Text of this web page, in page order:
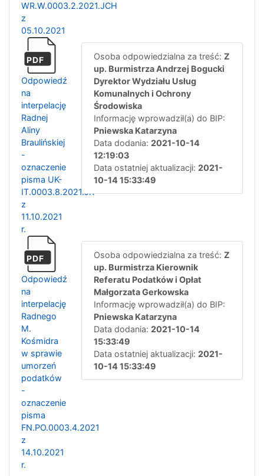
WR.W.0003.2.2021.JCH
z
05.10.2021
PDF
Odpowiedź
na
interpelację
Radnej
Aliny
Braulińskiej
-
oznaczenie
pisma UK-
IT.0003.8.2021.JK
z
11.10.2021
r.
Osoba odpowiedzialna za treść: Z
up. Burmistrza Andrzej Bogucki
Dyrektor Wydziału Usług
Komunalnych i Ochrony
Środowiska
Informację wprowadził(a) do BIP:
Pniewska Katarzyna
Data dodania: 2021-10-14
12:19:03
Data ostatniej aktualizacji: 2021-
10-14 15:33:49
PDF
Odpowiedź
na
interpelację
Radnego
M.
Kośmidra
w sprawie
umorzeń
podatków
-
oznaczenie
pisma
FN.PO.0003.4.2021
z
14.10.2021
r.
Osoba odpowiedzialna za treść: Z
up. Burmistrza Kierownik
Referatu Podatków i Opłat
Małgorzata Gerkowska
Informację wprowadził(a) do BIP:
Pniewska Katarzyna
Data dodania: 2021-10-14
15:33:49
Data ostatniej aktualizacji: 2021-
10-14 15:33:49